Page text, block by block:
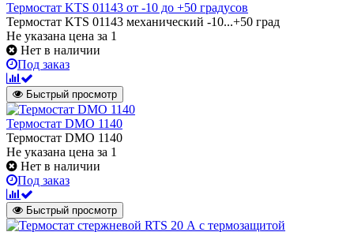
Термостат KTS 01143 от -10 до +50 градусов
Термостат KTS 01143 механический -10...+50 град
Не указана цена за 1
Нет в наличии
Под заказ
Быстрый просмотр
Термостат DMO 1140
Термостат DMO 1140
Не указана цена за 1
Нет в наличии
Под заказ
Быстрый просмотр